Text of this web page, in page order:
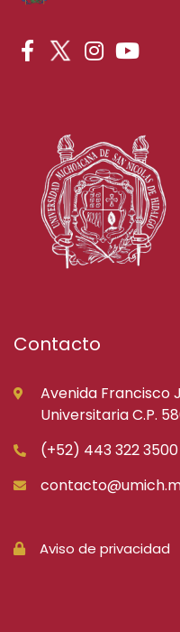
Contacto
Avenida Francisco
Universitaria C.P.
(+52) 443 322 3500
Aviso de privacidad